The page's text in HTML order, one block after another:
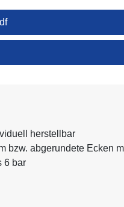
herstellbar
bzw. abgerundete Ecken
6 bar